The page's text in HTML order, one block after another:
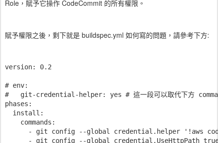
Role，賦予它操作 CodeCommit 的所有權限。
賦予權限之後，剩下就是 buildspec.yml 如何寫的問題，請參考下方:
version: 0.2
# env:
#   git-credential-helper: yes # 這一段可以取代下方
phases:
  install:
    commands:
- git config --global credential.helper '!aws
- git config --global credential.UseHttpPath